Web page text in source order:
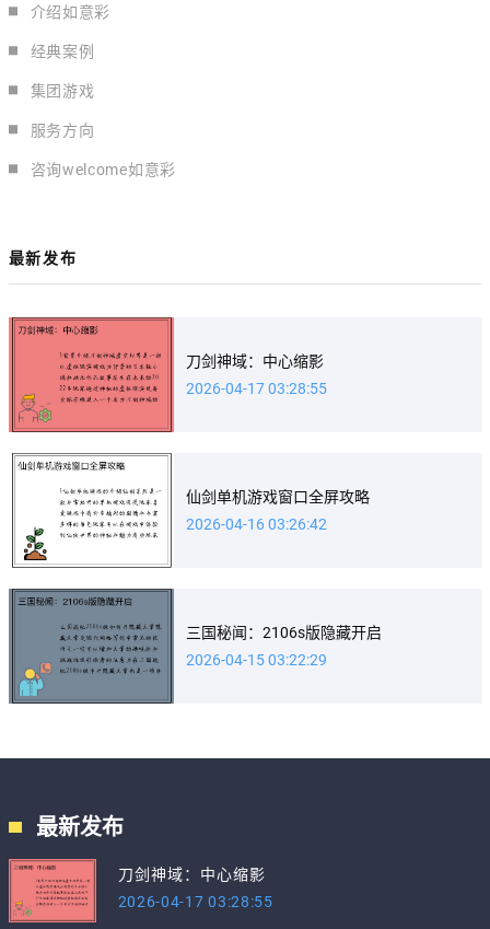
介绍如意彩
经典案例
集团游戏
服务方向
咨询welcome如意彩
最新发布
刀剑神域：中心缩影
2026-04-17 03:28:55
仙剑单机游戏窗口全屏攻略
2026-04-16 03:26:42
三国秘闻：2106s版隐藏开启
2026-04-15 03:22:29
最新发布
刀剑神域：中心缩影
2026-04-17 03:28:55